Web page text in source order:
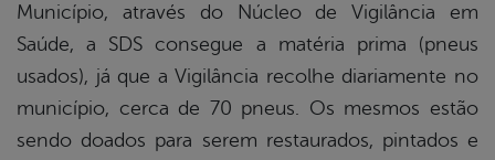
Município, através do Núcleo de Vigilância em
Saúde, a SDS consegue a matéria prima (pneus
usados), já que a Vigilância recolhe diariamente no
município, cerca de 70 pneus. Os mesmos estão
sendo doados para serem restaurados, pintados e